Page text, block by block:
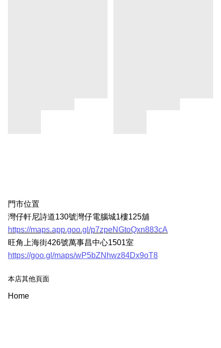
門市位置
灣仔軒尼詩道130號灣仔電腦城1樓125舖
https://maps.app.goo.gl/p7zpeNGtoQxn883cA
旺角上海街426號萬事昌中心1501室
https://goo.gl/maps/wP5bZNhwz84Dx9oT8
本店其他頁面
Home